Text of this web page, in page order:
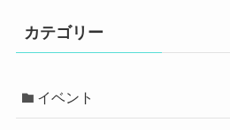
カテゴリー
イベント